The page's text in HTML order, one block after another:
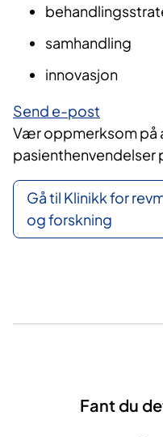
samhandling
innovasjon
​Send e​-post​
Vær oppmerksom på
pasienthenvendelser
Gå til Klinikk for
og forskning
Fant du